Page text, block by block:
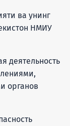
ва унинг
НМИУ
деятельность
органов